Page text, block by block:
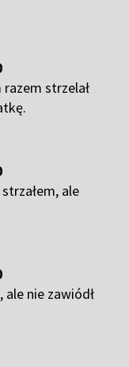
strzelał
ale
nie zawiódł